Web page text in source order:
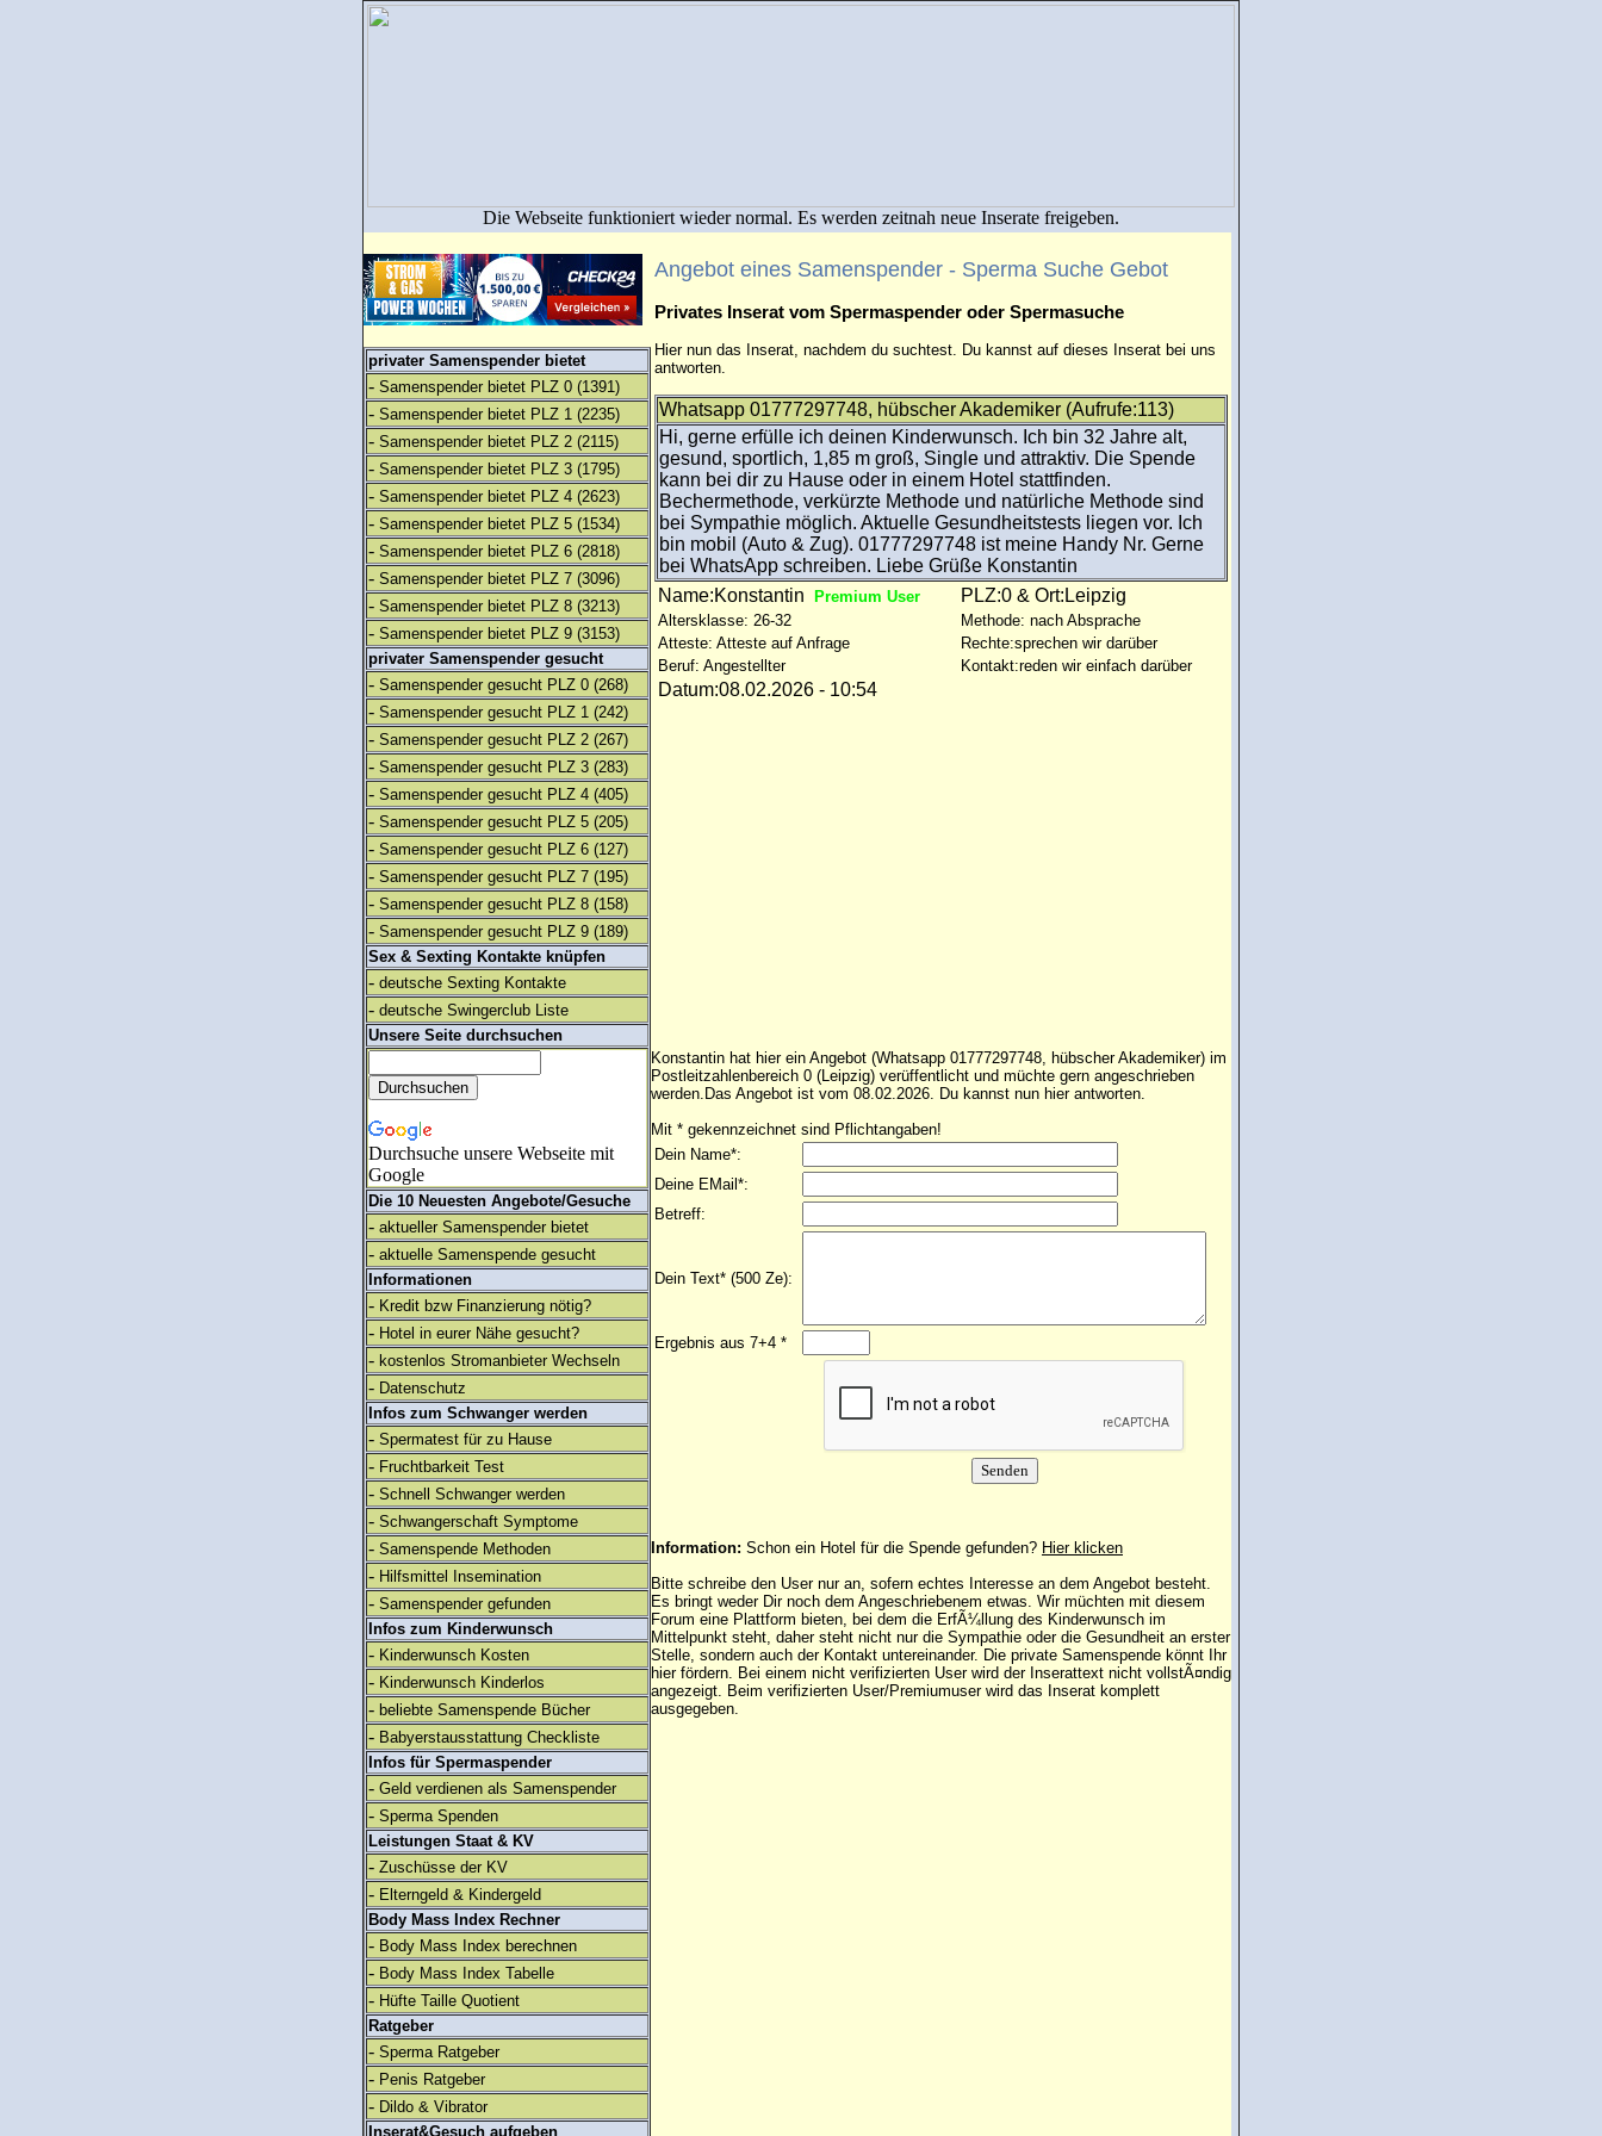
Die Webseite funktioniert wieder normal. Es werden zeitnah neue Inserate freigeben.
privater Samenspender bietet
- Samenspender bietet PLZ 0 (1391)
- Samenspender bietet PLZ 1 (2235)
- Samenspender bietet PLZ 2 (2115)
- Samenspender bietet PLZ 3 (1795)
- Samenspender bietet PLZ 4 (2623)
- Samenspender bietet PLZ 5 (1534)
- Samenspender bietet PLZ 6 (2818)
- Samenspender bietet PLZ 7 (3096)
- Samenspender bietet PLZ 8 (3213)
- Samenspender bietet PLZ 9 (3153)
privater Samenspender gesucht
- Samenspender gesucht PLZ 0 (268)
- Samenspender gesucht PLZ 1 (242)
- Samenspender gesucht PLZ 2 (267)
- Samenspender gesucht PLZ 3 (283)
- Samenspender gesucht PLZ 4 (405)
- Samenspender gesucht PLZ 5 (205)
- Samenspender gesucht PLZ 6 (127)
- Samenspender gesucht PLZ 7 (195)
- Samenspender gesucht PLZ 8 (158)
- Samenspender gesucht PLZ 9 (189)
Sex & Sexting Kontakte knüpfen
- deutsche Sexting Kontakte
- deutsche Swingerclub Liste
Unsere Seite durchsuchen
Durchsuche unsere Webseite mit
Google
Die 10 Neuesten Angebote/Gesuche
- aktueller Samenspender bietet
- aktuelle Samenspende gesucht
Informationen
- Kredit bzw Finanzierung nötig?
- Hotel in eurer Nähe gesucht?
- kostenlos Stromanbieter Wechseln
- Datenschutz
Infos zum Schwanger werden
- Spermatest für zu Hause
- Fruchtbarkeit Test
- Schnell Schwanger werden
- Schwangerschaft Symptome
- Samenspende Methoden
- Hilfsmittel Insemination
- Samenspender gefunden
Infos zum Kinderwunsch
- Kinderwunsch Kosten
- Kinderwunsch Kinderlos
- beliebte Samenspende Bücher
- Babyerstausstattung Checkliste
Infos für Spermaspender
- Geld verdienen als Samenspender
- Sperma Spenden
Leistungen Staat & KV
- Zuschüsse der KV
- Elterngeld & Kindergeld
Body Mass Index Rechner
- Body Mass Index berechnen
- Body Mass Index Tabelle
- Hüfte Taille Quotient
Ratgeber
- Sperma Ratgeber
- Penis Ratgeber
- Dildo & Vibrator
Inserat&Gesuch aufgeben
Angebot eines Samenspender - Sperma Suche Gebot
Privates Inserat vom Spermaspender oder Spermasuche
Hier nun das Inserat, nachdem du suchtest. Du kannst auf dieses Inserat bei uns
antworten.
Whatsapp 01777297748, hübscher Akademiker (Aufrufe:113)
Hi, gerne erfülle ich deinen Kinderwunsch. Ich bin 32 Jahre alt,
gesund, sportlich, 1,85 m groß, Single und attraktiv. Die Spende
kann bei dir zu Hause oder in einem Hotel stattfinden.
Bechermethode, verkürzte Methode und natürliche Methode sind
bei Sympathie möglich. Aktuelle Gesundheitstests liegen vor. Ich
bin mobil (Auto & Zug). 01777297748 ist meine Handy Nr. Gerne
bei WhatsApp schreiben. Liebe Grüße Konstantin
Name:Konstantin
Premium User PLZ:0 & Ort:Leipzig
Altersklasse: 26-32
Methode: nach Absprache
Atteste: Atteste auf Anfrage
Rechte:sprechen wir darüber
Beruf: Angestellter
Kontakt:reden wir einfach darüber
Datum:08.02.2026 - 10:54
Konstantin hat hier ein Angebot (Whatsapp 01777297748, hübscher Akademiker) im
Postleitzahlenbereich 0 (Leipzig) verüffentlicht und müchte gern angeschrieben
werden.Das Angebot ist vom 08.02.2026. Du kannst nun hier antworten.
Mit * gekennzeichnet sind Pflichtangaben!
Dein Name*:
Deine EMail*:
Betreff:
Dein Text* (500 Ze):
Ergebnis aus 7+4 *
Information: Schon ein Hotel für die Spende gefunden? Hier klicken
Bitte schreibe den User nur an, sofern echtes Interesse an dem Angebot besteht.
Es bringt weder Dir noch dem Angeschriebenem etwas. Wir müchten mit diesem
Forum eine Plattform bieten, bei dem die ErfÃ¼llung des Kinderwunsch im
Mittelpunkt steht, daher steht nicht nur die Sympathie oder die Gesundheit an erster
Stelle, sondern auch der Kontakt untereinander. Die private Samenspende könnt Ihr
hier fördern. Bei einem nicht verifizierten User wird der Inserattext nicht vollstÃ¤ndig
angezeigt. Beim verifizierten User/Premiumuserwird das Inserat komplett
ausgegeben.